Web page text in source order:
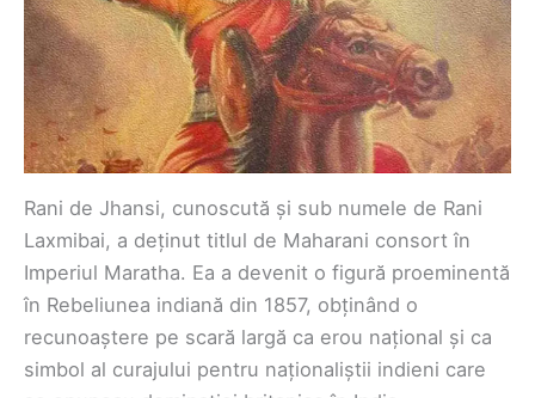
Rani de Jhansi, cunoscută și sub numele de Rani
Laxmibai, a deținut titlul de Maharani consort în
Imperiul Maratha. Ea a devenit o figură proeminentă
în Rebeliunea indiană din 1857, obținând o
recunoaștere pe scară largă ca erou național și ca
simbol al curajului pentru naționaliștii indieni care